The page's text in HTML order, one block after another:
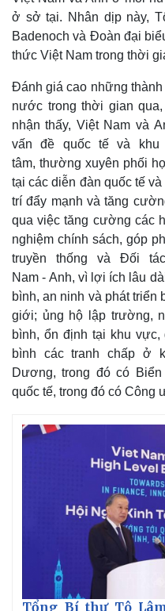
Kinh tế
Bất động sản
ở sở tại. Nhân dịp này,
Badenoch và Đoàn đại
thức Việt Nam trong thời
Đánh giá cao những
nước trong thời gian
nhận thấy, Việt Nam và
vấn đề quốc tế và
tâm, thường xuyên phối
tại các diễn đàn quốc tế
trí đẩy mạnh và tăng
qua việc tăng cường các
nghiệm chính sách, góp
truyền thống và Đối
Nam - Anh, vì lợi ích lâu
bình, an ninh và phát triển
giới; ủng hộ lập trường,
bình, ổn định tại khu
bình các tranh chấp ở
Dương, trong đó có
quốc tế, trong đó có Công
Tổng Bí thư Tô